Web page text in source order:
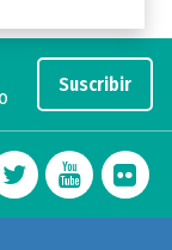
Suscribir